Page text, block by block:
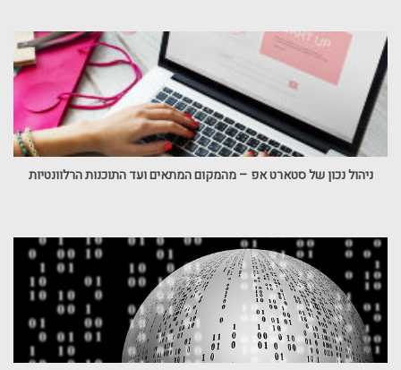
ניהול נכון של סטארט אפ – מהמקום המתאים ועד התוכנות הרלוונטיות